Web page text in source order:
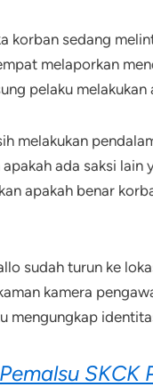
korban sedang
melaporkan
pelaku melakukan
melakukan
ada saksi
apakah benar
sudah turun ke
kamera
mengungkap
SKCK